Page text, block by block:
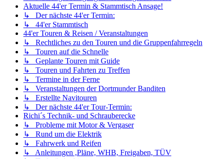
Aktuelle 44'er Termin & Stammtisch Ansage!
↳ Der nächste 44'er Termin:
↳ 44'er Stammtisch
44'er Touren & Reisen / Veranstaltungen
↳ Rechtliches zu den Touren und die Gruppenfahrregeln
↳ Touren auf die Schnelle
↳ Geplante Touren mit Guide
↳ Touren und Fahrten zu Treffen
↳ Termine in der Ferne
↳ Veranstaltungen der Dortmunder Banditen
↳ Erstellte Navitouren
↳ Der nächste 44'er Tour-Termin:
Richi´s Technik- und Schrauberecke
↳ Probleme mit Motor & Vergaser
↳ Rund um die Elektrik
↳ Fahrwerk und Reifen
↳ Anleitungen ,Pläne, WHB, Freigaben, TÜV